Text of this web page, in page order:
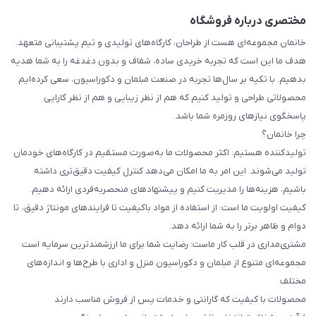
مختصری درباره فروشگاه
خانمان مجموعه‌ای هست از طراحان، کارگاه‌های تولیدی و تیم پشتیبانی متعهد.
هدف ما این است که تجربه خریدی ساده، شفاف و بدون دغدغه را به شما هدیه
بدهیم. با تکیه بر سال‌ها تجربه در صنعت مبلمان و دکوراسیون، سعی کرده‌ایم
محصولاتی طراحی و تولید کنیم که هم از نظر زیبایی و هم از نظر کارایی
پاسخگوی نیازهای روزمره شما باشد.
چرا خانمان؟
تولیدکننده هستیم: اکثر محصولات ما به‌صورت مستقیم در کارگاه‌های خودمان
تولید می‌شوند. این امر به ما امکان می‌دهد کنترل کیفیت دقیق‌تری داشته
باشیم، هزینه‌ها را مدیریت کنیم و پیشنهادهای منحصربه‌فردی ارائه دهیم.
کیفیت اولویت ما است: از استفاده از مواد باکیفیت تا فرایندهای مونتاژ دقیق، تا
دوام و ظاهر برتر را به شما ارائه دهد.
مشتری‌مداری در قلب کار ماست: رضایت شما برای ما ارزشمندترین سرمایه است
مجموعه‌ای متنوع از مبلمان و دکوراسیون منزل و اداری با طرح‌ها و اندازه‌های
مختلف
محصولات با کیفیت که گارانتی و خدمات پس از فروش مناسب دارند